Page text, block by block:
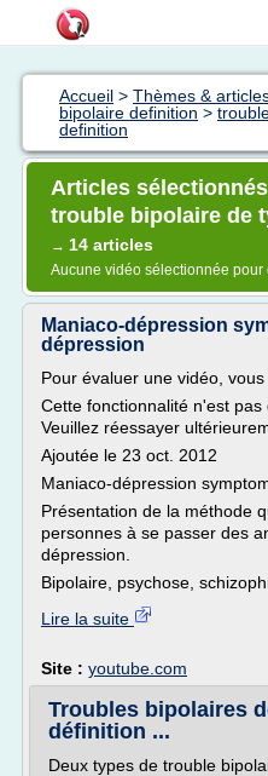
Accueil > Thèmes &
bipolaire definition >
definition
Articles
trouble bipolaire de
→ 14 articles
Aucune vidéo sélectionnée pour
Maniaco-dépression
dépression
Pour évaluer une vidéo, vous
Cette fonctionnalité n'est pas
Veuillez réessayer
Ajoutée le 23 oct. 2012
Maniaco-dépression
Présentation de la méthode
personnes à se passer des
dépression.
Bipolaire, psychose,
Lire la suite
Site : youtube.com
Troubles bipolaires
définition ...
Deux types de trouble